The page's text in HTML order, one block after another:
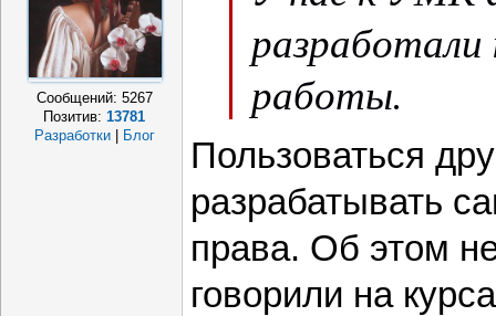
Сообщений: 5267
Позитив:13781
Разработки
Блог
работы.
Пользоваться
разрабатывать
права. Об этом
говорили на